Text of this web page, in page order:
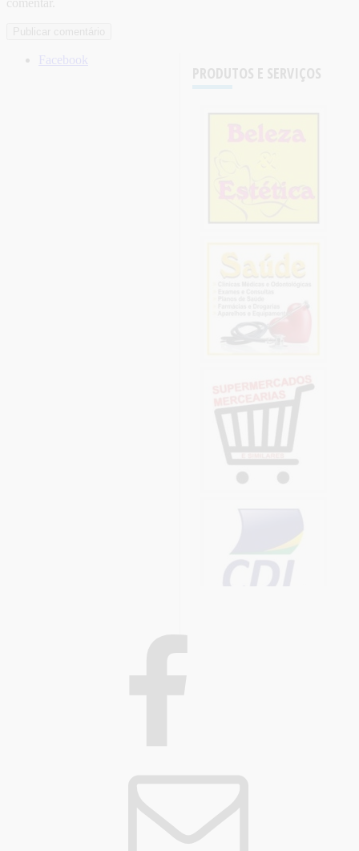
PRODUTOS E SERVIÇOS
Facebook